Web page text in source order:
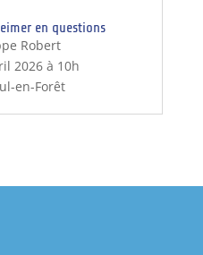
en questions
Robert
2026 à 10h
en-Forêt